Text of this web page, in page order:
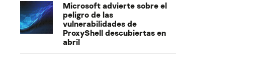
Microsoft advierte sobre el
peligro de las
vulnerabilidades de
ProxyShell descubiertas en
abril